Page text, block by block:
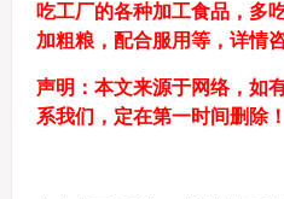
吃工厂的各种加工食品，多
加粗粮，配合服用等，详情
声明：本文来源于网络，如
系我们，定在第一时间删除！